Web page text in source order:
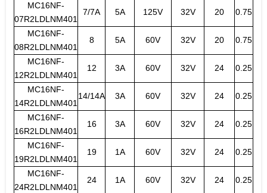
MC16NF-
07R2LDLNM401
7/7A 5A 125V 32V 20 0.75
MC16NF-
08R2LDLNM401
8 5A 60V 32V 20 0.75
MC16NF-
12R2LDLNM401
12 3A 60V 32V 24 0.25
MC16NF-
14R2LDLNM401
14/14A 3A 60V 32V 24 0.25
MC16NF-
16R2LDLNM401
16 3A 60V 32V 24 0.25
MC16NF-
19R2LDLNM401
19 1A 60V 32V 24 0.25
MC16NF-
24R2LDLNM401
24 1A 60V 32V 24 0.25